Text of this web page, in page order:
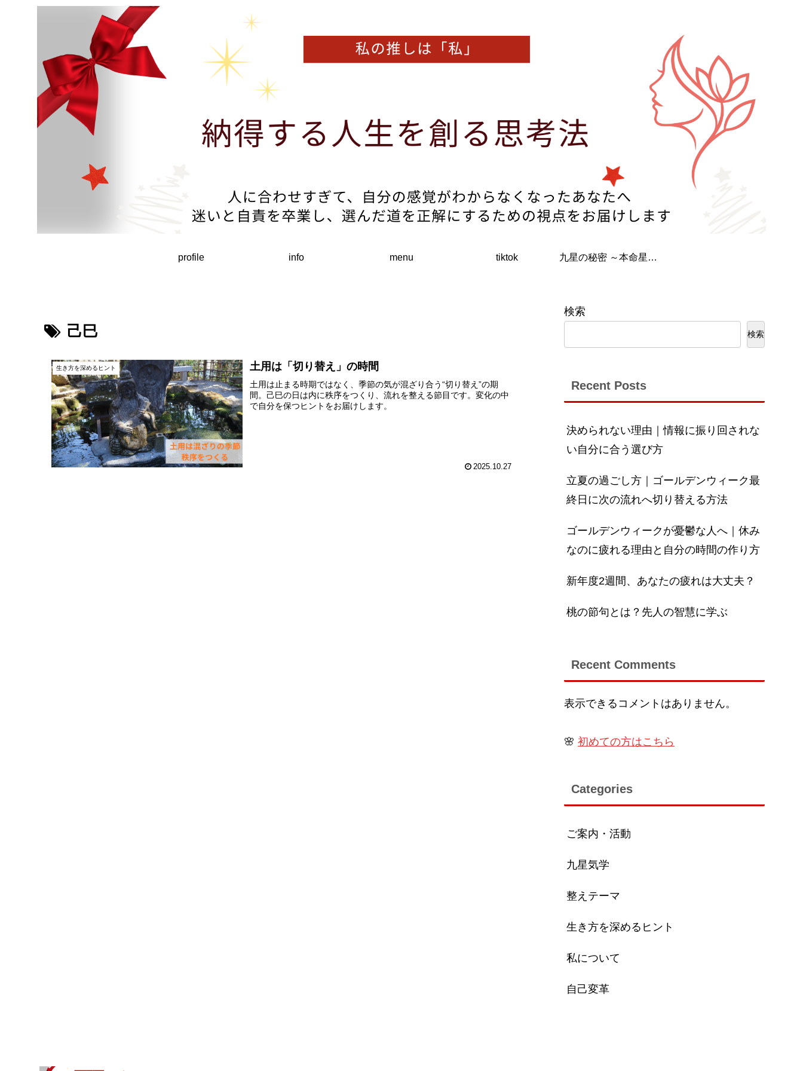
profile info menu tiktok 九星の秘密 ～本命星・月命星を調べる～
己巳
生き方を深めるヒント 土用は「切り替え」の時間
土用は止まる時期ではなく、季節の気が混ざり合う“切り替え”の期
間。己巳の日は内に秩序をつくり、流れを整える節目です。変化の中
で自分を保つヒントをお届けします。
2025.10.27
検索
検索
Recent Posts
決められない理由｜情報に振り回されな
い自分に合う選び方
立夏の過ごし方｜ゴールデンウィーク最
終日に次の流れへ切り替える方法
ゴールデンウィークが憂鬱な人へ｜休み
なのに疲れる理由と自分の時間の作り方
新年度2週間、あなたの疲れは大丈夫？
桃の節句とは？先人の智慧に学ぶ
Recent Comments
表示できるコメントはありません。
🌸 初めての方はこちら
Categories
ご案内・活動
九星気学
整えテーマ
生き方を深めるヒント
私について
自己変革